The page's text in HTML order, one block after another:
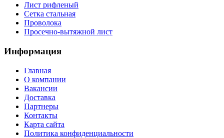
Лист рифленый
Сетка стальная
Проволока
Просечно-вытяжной лист
Информация
Главная
О компании
Вакансии
Доставка
Партнеры
Контакты
Карта сайта
Политика конфиденциальности